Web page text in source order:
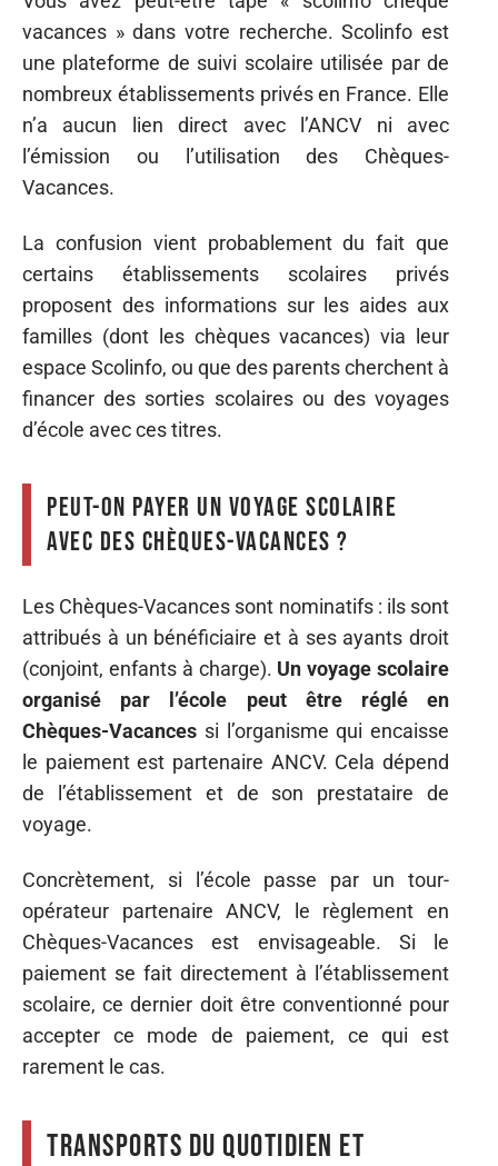
vacances » dans votre recherche. Scolinfo est
une plateforme de suivi scolaire utilisée par de
nombreux établissements privés en France. Elle
n’a aucun lien direct avec l’ANCV ni avec
l’émission ou l’utilisation des Chèques-
Vacances.
La confusion vient probablement du fait que
certains établissements scolaires privés
proposent des informations sur les aides aux
familles (dont les chèques vacances) via leur
espace Scolinfo, ou que des parents cherchent à
financer des sorties scolaires ou des voyages
d’école avec ces titres.
Peut-on payer un voyage scolaire
avec des Chèques-Vacances ?
Les Chèques-Vacances sont nominatifs : ils sont
attribués à un bénéficiaire et à ses ayants droit
(conjoint, enfants à charge). Un voyage scolaire
organisé par l’école peut être réglé en
Chèques-Vacances si l’organisme qui encaisse
le paiement est partenaire ANCV. Cela dépend
de l’établissement et de son prestataire de
voyage.
Concrètement, si l’école passe par un tour-
opérateur partenaire ANCV, le règlement en
Chèques-Vacances est envisageable. Si le
paiement se fait directement à l’établissement
scolaire, ce dernier doit être conventionné pour
accepter ce mode de paiement, ce qui est
rarement le cas.
Transports du quotidien et